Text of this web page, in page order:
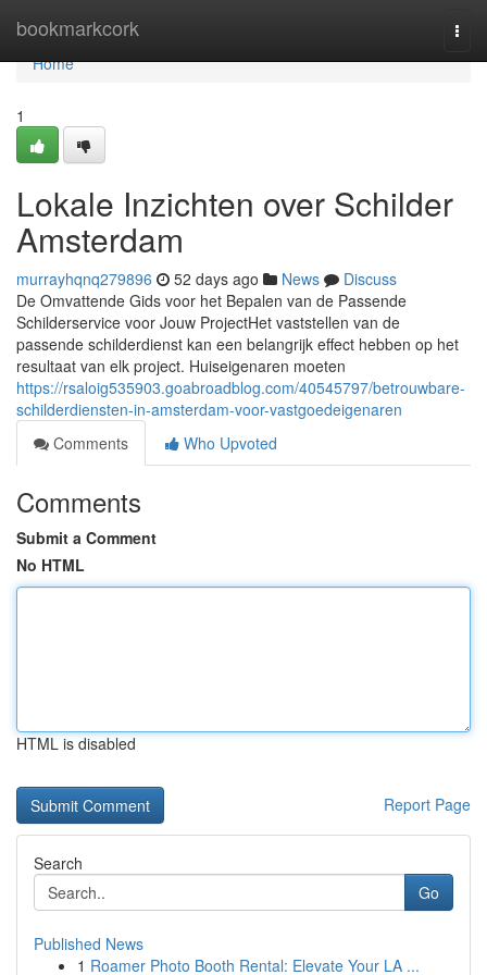
bookmarkcork
Home
Home
1
Lokale Inzichten over Schilder
Amsterdam
murrayhqnq279896 52 days ago News
Discuss
De Omvattende Gids voor het Bepalen van de Passende
Schilderservice voor Jouw ProjectHet vaststellen van de
passende schilderdienst kan een belangrijk effect hebben op het
resultaat van elk project. Huiseigenaren moeten
https://rsaloig535903.goabroadblog.com/40545797/betrouwbare-
schilderdiensten-in-amsterdam-voor-vastgoedeigenaren
Comments
Who Upvoted
Comments
Submit a Comment
No HTML
HTML is disabled
Report Page
Search
Go
Published News
1 Roamer Photo Booth Rental: Elevate Your LA ...